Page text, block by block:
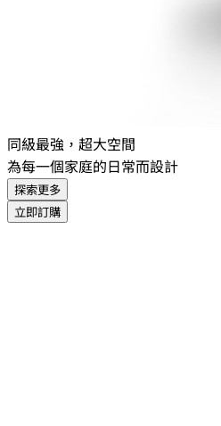
同級最強，超大空間
為每一個家庭的日常而設計
探索更多
立即訂購